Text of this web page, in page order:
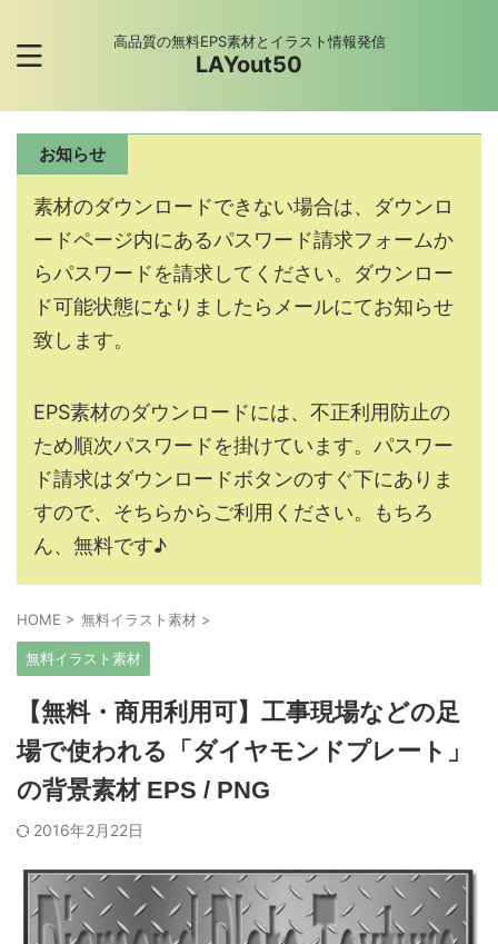
高品質の無料EPS素材とイラスト情報発信
LAYout50
お知らせ
素材のダウンロードできない場合は、ダウンロ
ードページ内にあるパスワード請求フォームか
らパスワードを請求してください。ダウンロー
ド可能状態になりましたらメールにてお知らせ
致します。
EPS素材のダウンロードには、不正利用防止の
ため順次パスワードを掛けています。パスワー
ド請求はダウンロードボタンのすぐ下にありま
すので、そちらからご利用ください。もちろ
ん、無料です♪
HOME > 無料イラスト素材 >
無料イラスト素材
【無料・商用利用可】工事現場などの足
場で使われる「ダイヤモンドプレート」
の背景素材 EPS / PNG
2016年2月22日